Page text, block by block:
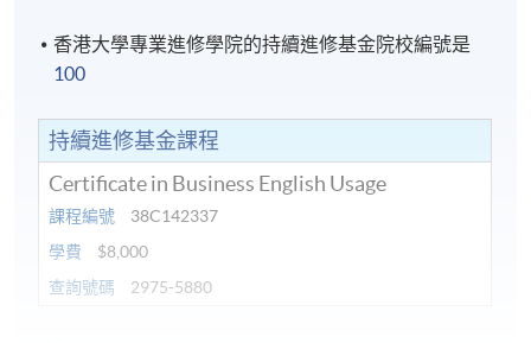
香港大學專業進修學院的持續進修基金院校編號是
100
持續進修基金課程
Certificate in Business English Usage
課程編號
38C142337
學費
$8,000
查詢號碼
2975-5880